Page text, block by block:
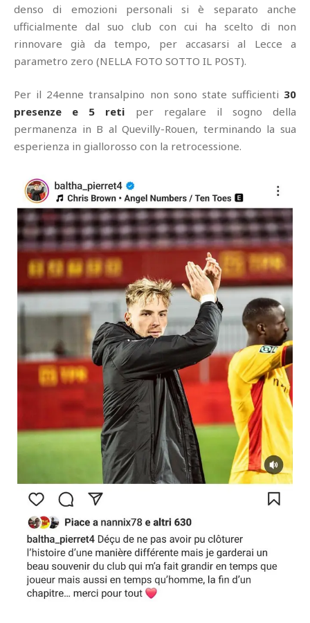
denso di emozioni personali si è separato anche
ufficialmente dal suo club con cui ha scelto di non
rinnovare già da tempo, per accasarsi al Lecce a
parametro zero (NELLA FOTO SOTTO IL POST).
Per il 24enne transalpino non sono state sufficienti 30
presenze e 5 reti per regalare il sogno della
permanenza in B al Quevilly-Rouen, terminando la sua
esperienza in giallorosso con la retrocessione.